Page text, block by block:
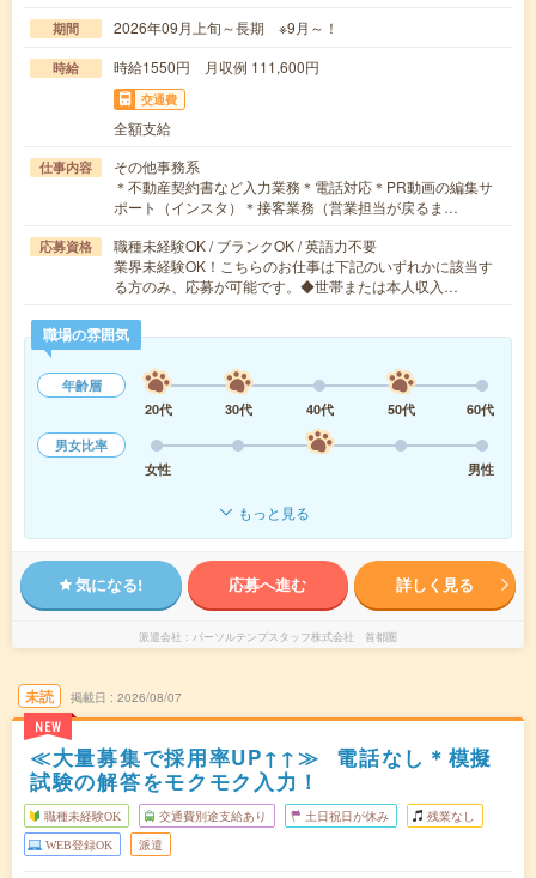
期間 2026年09月上旬～長期 ※9月～！
時給 時給1550円 月収例 111,600円
交通費
全額支給
仕事内容
その他事務系
＊不動産契約書など入力業務＊電話対応＊PR動画の編集サ
ポート（インスタ）＊接客業務（営業担当が戻るま…
応募資格
職種未経験OK / ブランクOK / 英語力不要
業界未経験OK！こちらのお仕事は下記のいずれかに該当す
る方のみ、応募が可能です。◆世帯または本人収入…
職場の雰囲気
年齢層
20代
30代 40代 50代
60代
男女比率
女性
男性
もっと見る
気になる! 応募へ進む 詳しく見る
派遣会社 パーソルテンプスタッフ株式会社 首都圏
未読
NEW
掲載日 2026/08/07
≪大量募集で採用率UP↑↑≫ 電話なし＊模擬
試験の解答をモクモク入力！
職種未経験OK 交通費別途支給あり 土日祝日が休み 残業なし
WEB登録OK 派遣